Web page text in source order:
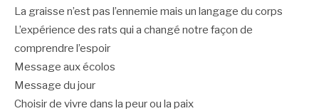
La graisse n’est pas l’ennemie mais un langage du corps
L’expérience des rats qui a changé notre façon de
comprendre l’espoir
Message aux écolos
Message du jour
Choisir de vivre dans la peur ou la paix